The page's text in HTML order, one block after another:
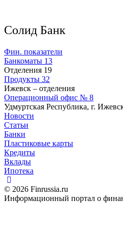
Солид Банк
Фин. показатели
Банкоматы 13
Отделения 19
Продукты 32
Ижевск – отделения
Операционный офис № 8
Удмуртская Республика, г.
Новости
Статьи
Банки
Пластиковые карты
Кредиты
Вклады
Ипотека
© 2026 Finrussia.ru
Информационный портал о